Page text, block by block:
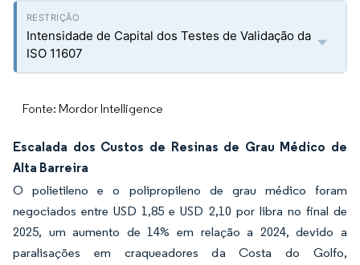
Intensidade de Capital dos Testes de Validação da
ISO 11607
Fonte: Mordor Intelligence
Escalada dos Custos de Resinas de Grau Médico de
Alta Barreira
O polietileno e o polipropileno de grau médico foram
negociados entre USD 1,85 e USD 2,10 por libra no final de
2025, um aumento de 14% em relação a 2024, devido a
paralisações em craqueadores da Costa do Golfo,